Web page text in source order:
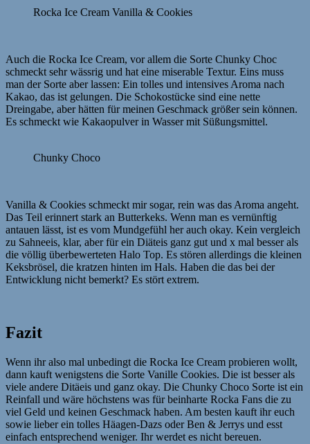
Rocka Ice Cream Vanilla & Cookies
Auch die Rocka Ice Cream, vor allem die Sorte Chunky Choc
schmeckt sehr wässrig und hat eine miserable Textur. Eins muss
man der Sorte aber lassen: Ein tolles und intensives Aroma nach
Kakao, das ist gelungen. Die Schokostücke sind eine nette
Dreingabe, aber hätten für meinen Geschmack größer sein können.
Es schmeckt wie Kakaopulver in Wasser mit Süßungsmittel.
Chunky Choco
Vanilla & Cookies schmeckt mir sogar, rein was das Aroma angeht.
Das Teil erinnert stark an Butterkeks. Wenn man es vernünftig
antauen lässt, ist es vom Mundgefühl her auch okay. Kein vergleich
zu Sahneeis, klar, aber für ein Diäteis ganz gut und x mal besser als
die völlig überbewerteten Halo Top. Es stören allerdings die kleinen
Keksbrösel, die kratzen hinten im Hals. Haben die das bei der
Entwicklung nicht bemerkt? Es stört extrem.
Fazit
Wenn ihr also mal unbedingt die Rocka Ice Cream probieren wollt,
dann kauft wenigstens die Sorte Vanille Cookies. Die ist besser als
viele andere Ditäeis und ganz okay. Die Chunky Choco Sorte ist ein
Reinfall und wäre höchstens was für beinharte Rocka Fans die zu
viel Geld und keinen Geschmack haben. Am besten kauft ihr euch
sowie lieber ein tolles Häagen-Dazs oder Ben & Jerrys und esst
einfach entsprechend weniger. Ihr werdet es nicht bereuen.